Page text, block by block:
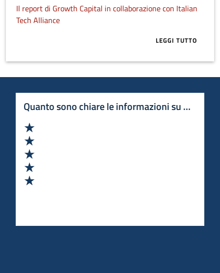
Il report di Growth Capital in collaborazione con Italian
Tech Alliance
LEGGI TUTTO
ABOUT VC
Quanto sono chiare le informazioni su questa